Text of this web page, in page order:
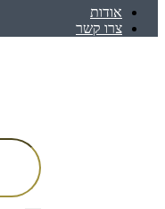
אודות
צרו קשר